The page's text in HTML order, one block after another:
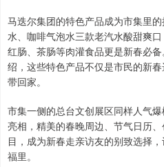
马迭尔集团的特色产品成为市集里
水、咖啡气泡水三款老汽水酸甜爽
红肠、茶肠等肉灌食品更是新春必
绍，这些特色产品不仅是市民的新
带回家。
市集一侧的总台文创展区同样人气
亮相，精美的春晚周边、节气日历
目，成为新春走亲访友的别致选择
福里。